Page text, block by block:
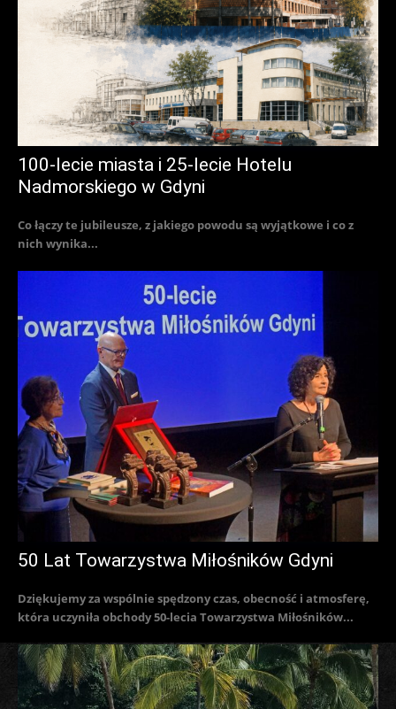
100-lecie miasta i 25-lecie Hotelu
Nadmorskiego w Gdyni
Co łączy te jubileusze, z jakiego powodu są wyjątkowe i co z
nich wynika...
50 Lat Towarzystwa Miłośników Gdyni
Dziękujemy za wspólnie spędzony czas, obecność i atmosferę,
która uczyniła obchody 50-lecia Towarzystwa Miłośników...